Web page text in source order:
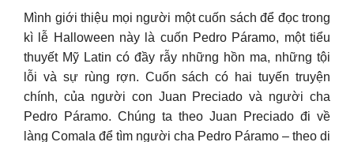
Mình giới thiệu mọi người một cuốn sách để đọc trong
kì lễ Halloween này là cuốn Pedro Páramo, một tiểu
thuyết Mỹ Latin có đầy rẫy những hồn ma, những tội
lỗi và sự rùng rợn. Cuốn sách có hai tuyến truyện
chính, của người con Juan Preciado và người cha
Pedro Páramo. Chúng ta theo Juan Preciado đi về
làng Comala để tìm người cha Pedro Páramo – theo di